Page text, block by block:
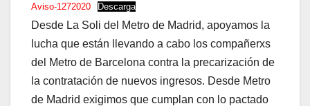
Aviso-1272020 Descarga
Desde La Soli del Metro de Madrid, apoyamos la
lucha que están llevando a cabo los compañerxs
del Metro de Barcelona contra la precarización de
la contratación de nuevos ingresos. Desde Metro
de Madrid exigimos que cumplan con lo pactado